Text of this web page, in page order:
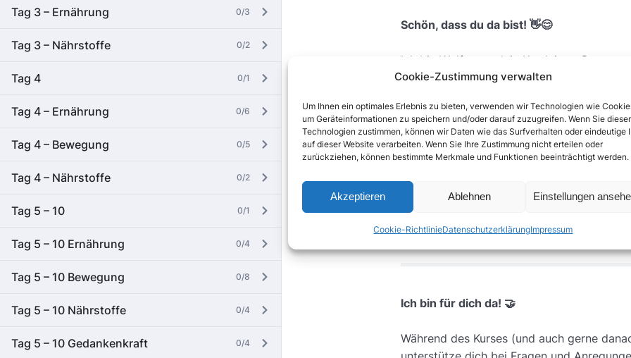
Cookie-Zustimmung verwalten
Um Ihnen ein optimales Erlebnis zu bieten, verwenden wir Technologien wie
um Geräteinformationen zu speichern und/oder darauf zuzugreifen. Wenn Sie
Technologien zustimmen, können wir Daten wie das Surfverhalten oder eindeutige
auf dieser Website verarbeiten. Wenn Sie Ihre Zustimmung nicht erteilen oder
zurückziehen, können bestimmte Merkmale und Funktionen beeinträchtigt werden.
Akzeptieren Ablehnen Einstellungen
Cookie-RichtlinieDatenschutzerklärungImpressum
Tag 3 – Ernährung 0/3
Tag 3 – Nährstoffe 0/2
Tag 4 0/1
Tag 4 – Ernährung 0/6
Tag 4 – Bewegung 0/5
Tag 4 – Nährstoffe 0/2
Tag 5 – 10 0/1
Tag 5 – 10 Ernährung 0/4
Tag 5 – 10 Bewegung 0/8
Tag 5 – 10 Nährstoffe 0/4
Tag 5 – 10 Gedankenkraft 0/4
Schön, dass du da bist! 👋😊
Ich bin Wolfgang, dein Kursleiter. 🎓
Die Du-Form 👊
bewusst in der Du-Form ansprechen. Die
Gehirn, Informationen besser
merken. 🧠
Ich bin für dich da! 🤝
Während des Kurses (und auch gerne